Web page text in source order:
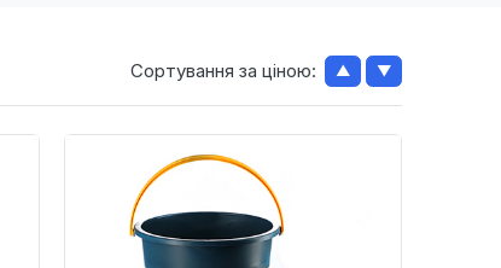
Сортування за ціною: ▲ ▼